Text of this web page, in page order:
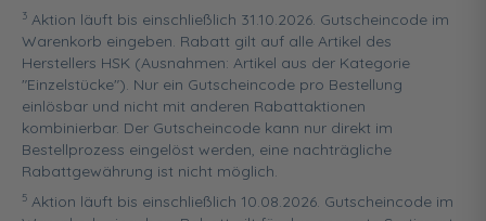
3 Aktion läuft bis einschließlich 31.10.2026. Gutscheincode im
Warenkorb eingeben. Rabatt gilt auf alle Artikel des
Herstellers HSK (Ausnahmen: Artikel aus der Kategorie
"Einzelstücke"). Nur ein Gutscheincode pro Bestellung
einlösbar und nicht mit anderen Rabattaktionen
kombinierbar. Der Gutscheincode kann nur direkt im
Bestellprozess eingelöst werden, eine nachträgliche
Rabattgewährung ist nicht möglich.
5 Aktion läuft bis einschließlich 10.08.2026. Gutscheincode im